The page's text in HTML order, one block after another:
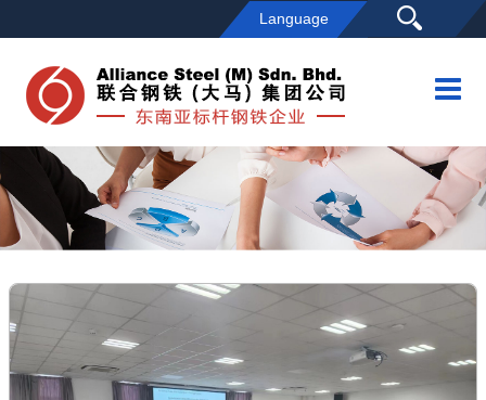
Language
公司概况
企业简介
项目概况
领导关怀
员工风采
发展历程
联系我们